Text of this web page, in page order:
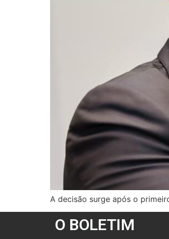
A decisão surge após o
O BOLETIM